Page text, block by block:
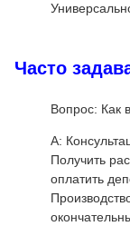
Часто
Вопрос: Как
A:
Получить
оплатить